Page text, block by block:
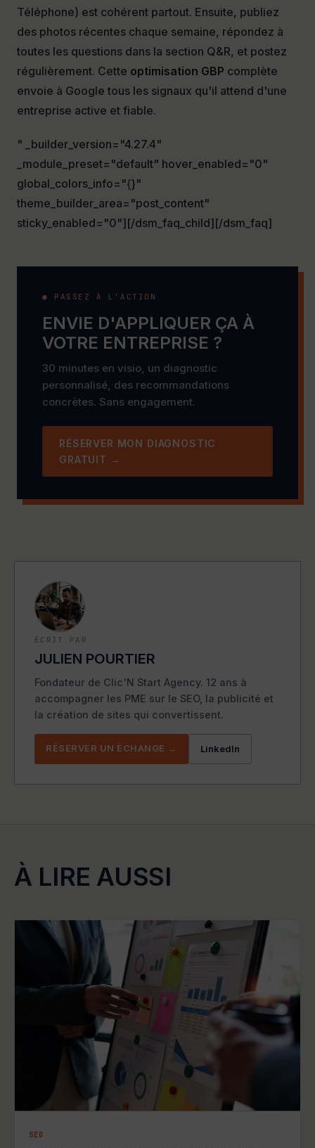
Téléphone) est cohérent partout. Ensuite, publiez
des photos récentes chaque semaine, répondez à
toutes les questions dans la section Q&R, et postez
régulièrement. Cette optimisation GBP complète
envoie à Google tous les signaux qu'il attend d'une
entreprise active et fiable.
" _builder_version="4.27.4"
_module_preset="default" hover_enabled="0"
global_colors_info="{}"
theme_builder_area="post_content"
sticky_enabled="0"][/dsm_faq_child][/dsm_faq]
● PASSEZ À L'ACTION
ENVIE D'APPLIQUER ÇA À
VOTRE ENTREPRISE ?
30 minutes en visio, un diagnostic
personnalisé, des recommandations
concrètes. Sans engagement.
RÉSERVER MON DIAGNOSTIC
GRATUIT →
ÉCRIT PAR
JULIEN POURTIER
Fondateur de Clic'N Start Agency. 12 ans à
accompagner les PME sur le SEO, la publicité et
la création de sites qui convertissent.
RÉSERVER UN ÉCHANGE → LinkedIn
À LIRE AUSSI
SEO